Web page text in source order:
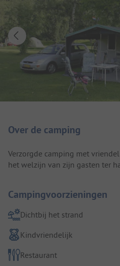
Over de camping
Verzorgde camping met
het welzijn van zijn gasten ter
Campingvoorzieningen
Dichtbij het strand
Kindvriendelijk
Restaurant